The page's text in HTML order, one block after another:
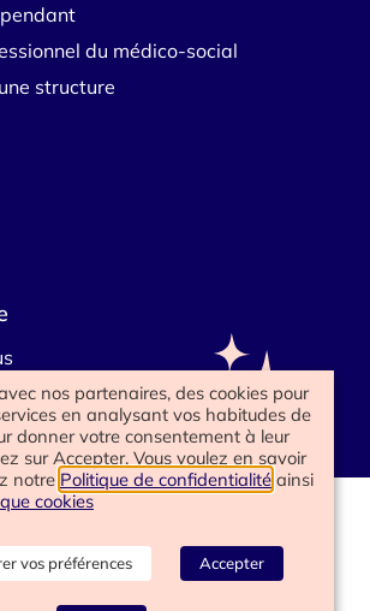
du médico-social
structure
2025
Mentions légales
nos partenaires, des cookies pour
en analysant vos habitudes de
donner votre consentement à leur
sur Accepter. Vous voulez en savoir
notre Politique de confidentialité ainsi
cookies
vos préférences Accepter